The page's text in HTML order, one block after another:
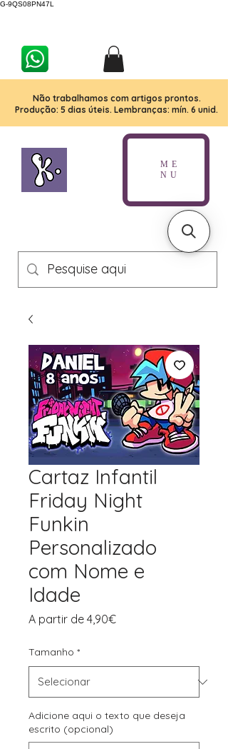
G-9QS08PN47L
Não trabalhamos com artigos prontos.
Produção: 5 dias úteis. Lembranças: mín. 6 unid.
ME
NU
Cartaz Infantil
Friday Night
Funkin
Personalizado
com Nome e
Idade
A partir de 4,90€Preço
Tamanho *
Adicione aqui o texto que deseja
escrito (opcional)